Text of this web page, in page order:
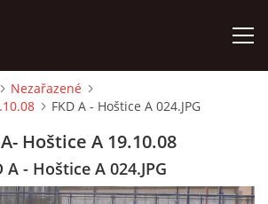
Nezařazené
FKD A - Hoštice A 024.JPG
Hoštice A 19.10.08
A - Hoštice A 024.JPG